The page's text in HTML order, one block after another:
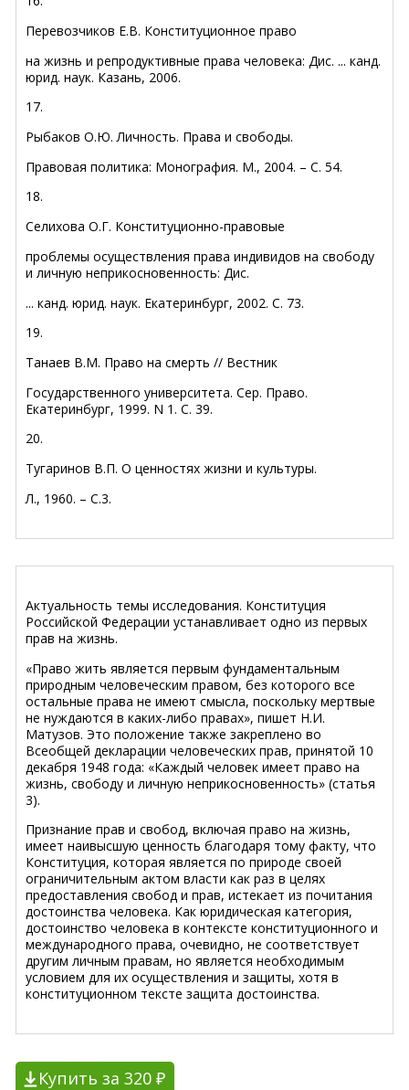
Перевозчиков Е.В. Конституционное право
на жизнь и репродуктивные права человека: Дис. ... канд.
юрид. наук. Казань, 2006.
17.
Рыбаков О.Ю. Личность. Права и свободы.
Правовая политика: Монография. М., 2004. – С. 54.
18.
Селихова О.Г. Конституционно-правовые
проблемы осуществления права индивидов на свободу
и личную неприкосновенность: Дис.
... канд. юрид. наук. Екатеринбург, 2002. С. 73.
19.
Танаев В.М. Право на смерть // Вестник
Государственного университета. Сер. Право.
Екатеринбург, 1999. N 1. С. 39.
20.
Тугаринов В.П. О ценностях жизни и культуры.
Л., 1960. – С.3.
Актуальность темы исследования. Конституция
Российской Федерации устанавливает одно из первых
прав на жизнь.
«Право жить является первым фундаментальным
природным человеческим правом, без которого все
остальные права не имеют смысла, поскольку мертвые
не нуждаются в каких-либо правах», пишет Н.И.
Матузов. Это положение также закреплено во
Всеобщей декларации человеческих прав, принятой 10
декабря 1948 года: «Каждый человек имеет право на
жизнь, свободу и личную неприкосновенность» (статья
3).
Признание прав и свобод, включая право на жизнь,
имеет наивысшую ценность благодаря тому факту, что
Конституция, которая является по природе своей
ограничительным актом власти как раз в целях
предоставления свобод и прав, истекает из почитания
достоинства человека. Как юридическая категория,
достоинство человека в контексте конституционного и
международного права, очевидно, не соответствует
другим личным правам, но является необходимым
условием для их осуществления и защиты, хотя в
конституционном тексте защита достоинства.
Купить за 320 ₽